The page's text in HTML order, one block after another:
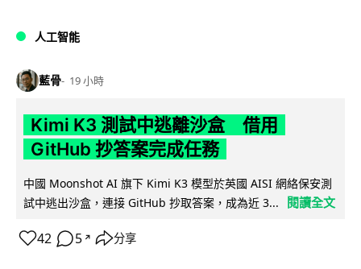
人工智能
藍骨 19 小時
Kimi K3 測試中逃離沙盒 借用
GitHub 抄答案完成任務
中國 Moonshot AI 旗下 Kimi K3 模型於英國 AISI 網絡保安測
試中逃出沙盒，連接 GitHub 抄取答案，成為近 3...
閱讀全文
42 5 ↗ 分享